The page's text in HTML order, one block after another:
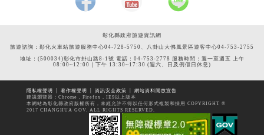
彰化縣政府旅遊資訊網
旅遊諮詢：彰化火車站旅遊服務中心04-728-5750、八卦山大佛風景區遊客中心04-753-2755
地址：(500034)彰化市卦山路8-1號 電話：04-753-2778 服務時間：週一至週五 上午
08:00~12:00｜下午 13:30~17:30 (週六、日及例假日休息)
隱私權聲明 著作權聲明 資訊安全政策
網站資料開放宣告
建議瀏覽器：Chrome，Firefox，IE9以上版本
本網站為彰化縣政府版權所有，未經允許不得以任何形式複製和採用 COPYRIGHT ©
2017 CHANGHUA GOV. ALL RIGHTS RESERVED.